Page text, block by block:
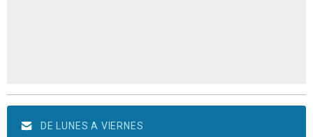
DE LUNES A VIERNES